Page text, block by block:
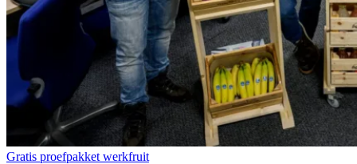
Gratis proefpakket werkfruit